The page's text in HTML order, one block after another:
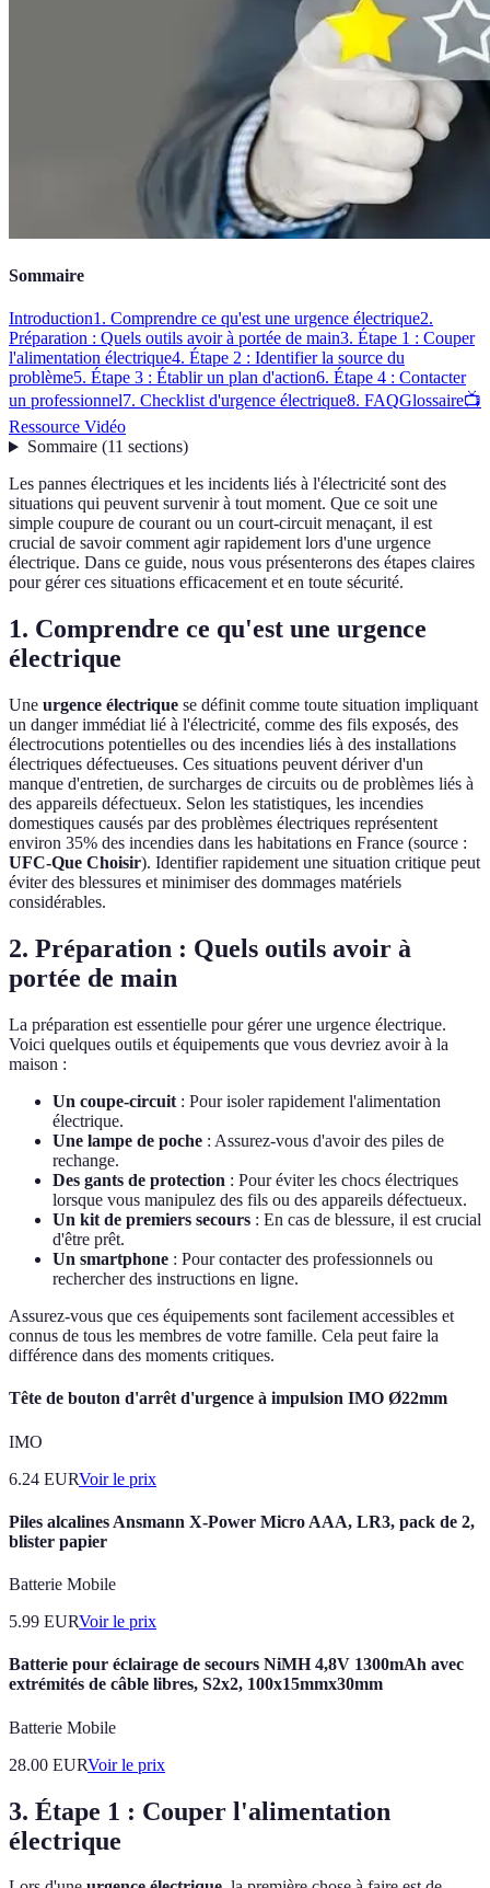
Sommaire
Introduction1. Comprendre ce qu'est une urgence électrique2.
Préparation : Quels outils avoir à portée de main3. Étape 1 : Couper
l'alimentation électrique4. Étape 2 : Identifier la source du
problème5. Étape 3 : Établir un plan d'action6. Étape 4 : Contacter
un professionnel7. Checklist d'urgence électrique8. FAQGlossaire📺
Ressource Vidéo
Sommaire(11 sections)
Les pannes électriques et les incidents liés à l'électricité sont des
situations qui peuvent survenir à tout moment. Que ce soit une
simple coupure de courant ou un court-circuit menaçant, il est
crucial de savoir comment agir rapidement lors d'une urgence
électrique. Dans ce guide, nous vous présenterons des étapes claires
pour gérer ces situations efficacement et en toute sécurité.
1. Comprendre ce qu'est une urgence
électrique
Une urgence électrique se définit comme toute situation impliquant
un danger immédiat lié à l'électricité, comme des fils exposés, des
électrocutions potentielles ou des incendies liés à des installations
électriques défectueuses. Ces situations peuvent dériver d'un
manque d'entretien, de surcharges de circuits ou de problèmes liés à
des appareils défectueux. Selon les statistiques, les incendies
domestiques causés par des problèmes électriques représentent
environ 35% des incendies dans les habitations en France (source :
UFC-Que Choisir). Identifier rapidement une situation critique peut
éviter des blessures et minimiser des dommages matériels
considérables.
2. Préparation : Quels outils avoir à
portée de main
La préparation est essentielle pour gérer une urgence électrique.
Voici quelques outils et équipements que vous devriez avoir à la
maison :
Un coupe-circuit : Pour isoler rapidement l'alimentation
électrique.
Une lampe de poche : Assurez-vous d'avoir des piles de
rechange.
Des gants de protection : Pour éviter les chocs électriques
lorsque vous manipulez des fils ou des appareils défectueux.
Un kit de premiers secours : En cas de blessure, il est crucial
d'être prêt.
Un smartphone : Pour contacter des professionnels ou
rechercher des instructions en ligne.
Assurez-vous que ces équipements sont facilement accessibles et
connus de tous les membres de votre famille. Cela peut faire la
différence dans des moments critiques.
Tête de bouton d'arrêt d'urgence à impulsion IMO Ø22mm
IMO
6.24 EURVoir le prix
Piles alcalines Ansmann X-Power Micro AAA, LR3, pack de 2,
blister papier
Batterie Mobile
5.99 EURVoir le prix
Batterie pour éclairage de secours NiMH 4,8V 1300mAh avec
extrémités de câble libres, S2x2, 100x15mmx30mm
Batterie Mobile
28.00 EURVoir le prix
3. Étape 1 : Couper l'alimentation
électrique